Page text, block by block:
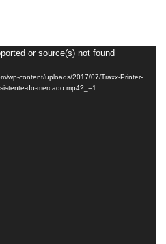
or source(s) not found
wp-content/uploads/2017/07/Traxx-Printer-
do-mercado.mp4?_=1